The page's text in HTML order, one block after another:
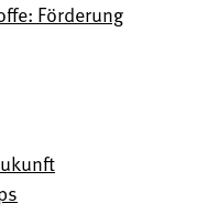
Förderung